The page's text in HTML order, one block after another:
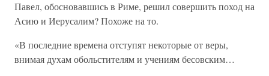
Павел, обосновавшись в Риме, решил совершить поход на
Асию и Иерусалим? Похоже на то.
«В последние времена отступят некоторые от веры,
внимая духам обольстителям и учениям бесовским…